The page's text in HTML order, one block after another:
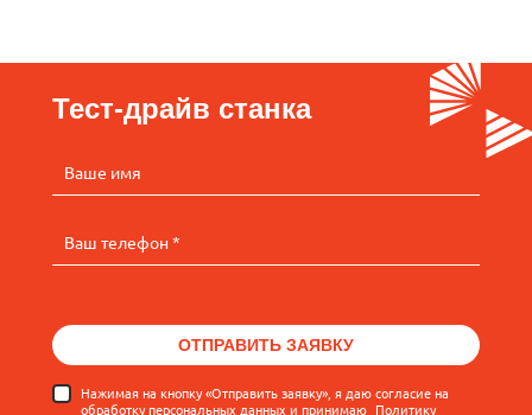
Тест-драйв станка
Ваше имя
Ваш телефон *
ОТПРАВИТЬ ЗАЯВКУ
Нажимая на кнопку «Отправить заявку», я даю согласие на
обработку персональных данных и принимаю Политику